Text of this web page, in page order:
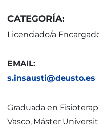
CATEGORÍA:
Licenciado/a
EMAIL:
s.insausti@deusto.es
Graduada en
Vasco, Máster